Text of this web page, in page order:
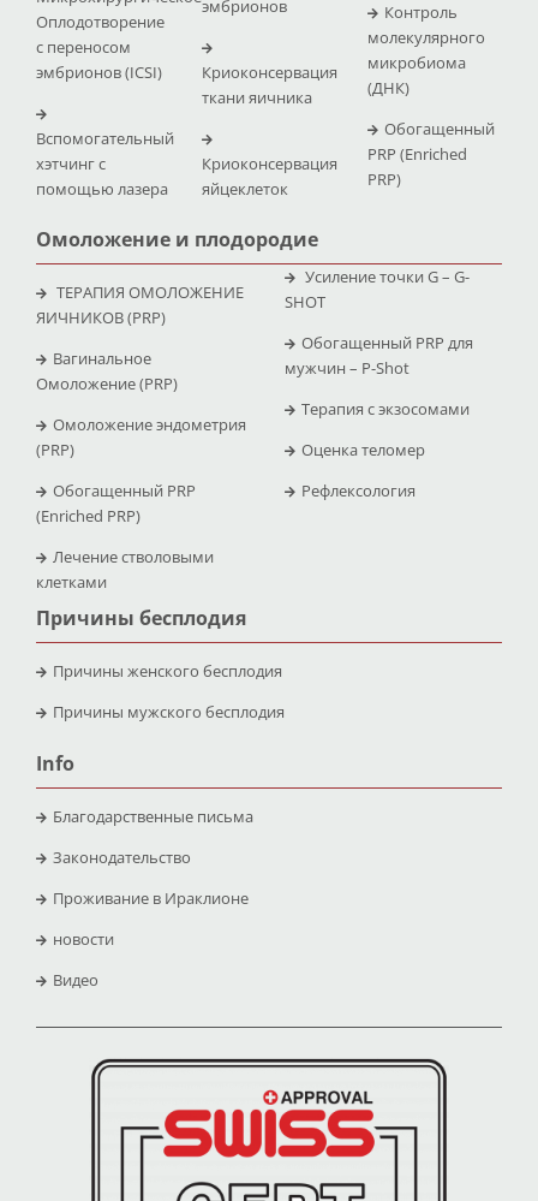
Оплодотворение
с переносом
эмбрионов (ICSI)
Вспомогательный
хэтчинг с
помощью лазера
эмбрионов
Криоконсервация
ткани яичника
Криоконсервация
яйцеклеток
Контроль
молекулярного
микробиома
(ДНК)
Обогащенный
PRP (Enriched
PRP)
Омоложение и плодородие
ТЕРАПИЯ ОМОЛОЖЕНИЕ
ЯИЧНИКОВ (PRP)
Вагинальное
Омоложение (PRP)
Омоложение эндометрия
(PRP)
Обогащенный PRP
(Enriched PRP)
Лечение стволовыми
клетками
Усиление точки G – G-
SHOT
Обогащенный PRP для
мужчин – P-Shot
Терапия с экзосомами
Оценка теломер
Рефлексология
Причины бесплодия
Причины женского бесплодия
Причины мужского бесплодия
Info
Благодарственные письма
Законодательство
Проживание в Ираклионе
новости
Видео